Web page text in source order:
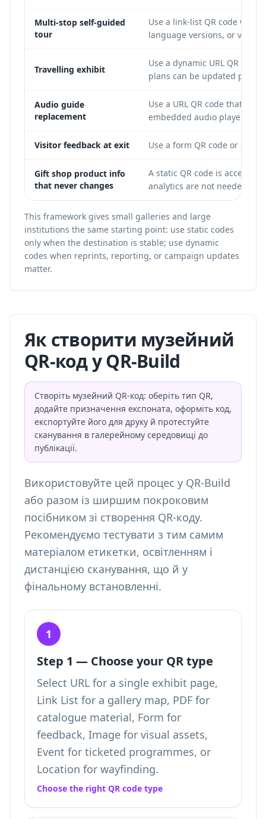
Multi-stop self-guided
tour
Use a link-list QR code
language versions, or visitor
Travelling exhibit
Use a dynamic URL QR
plans can be updated per
Audio guide
replacement
Use a URL QR code that
embedded audio player.
Visitor feedback at exit Use a form QR code or
Gift shop product info
that never changes
A static QR code is
analytics are not needed.
This framework gives small galleries and large
institutions the same starting point: use static codes
only when the destination is stable; use dynamic
codes when reprints, reporting, or campaign updates
matter.
Як створити музейний
QR-код у QR-Build
Створіть музейний QR-код: оберіть тип QR,
додайте призначення експоната, оформіть код,
експортуйте його для друку й протестуйте
сканування в галерейному середовищі до
публікації.
Використовуйте цей процес у QR-Build
або разом із ширшим покроковим
посібником зі створення QR-коду.
Рекомендуємо тестувати з тим самим
матеріалом етикетки, освітленням і
дистанцією сканування, що й у
фінальному встановленні.
1
Step 1 — Choose your QR type
Select URL for a single exhibit page,
Link List for a gallery map, PDF for
catalogue material, Form for
feedback, Image for visual assets,
Event for ticketed programmes, or
Location for wayfinding.
Choose the right QR code type